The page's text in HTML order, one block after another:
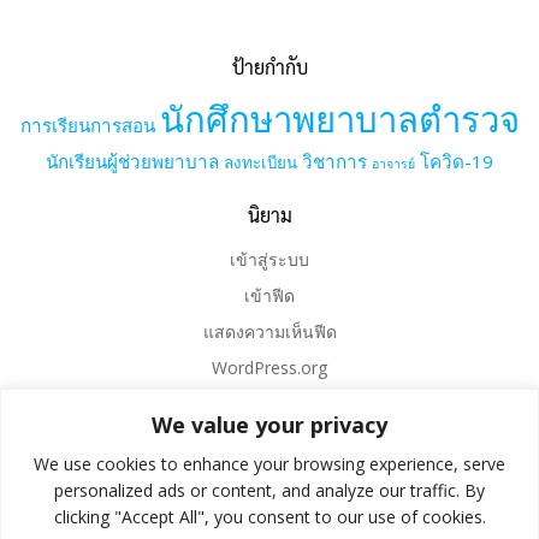
We value your privacy
We use cookies to enhance your browsing experience, serve
personalized ads or content, and analyze our traffic. By
clicking "Accept All", you consent to our use of cookies.
ป้ายกำกับ
การเรียนการสอน นักศึกษาพยาบาลตำรวจ
นักเรียนผู้ช่วยพยาบาล ลงทะเบียน วิชาการ อาจารย์ โควิด-19
นิยาม
เข้าสู่ระบบ
เข้าฟีด
แสดงความเห็นฟีด
WordPress.org